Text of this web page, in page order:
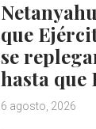
que
se
hasta que
6 agosto, 2026